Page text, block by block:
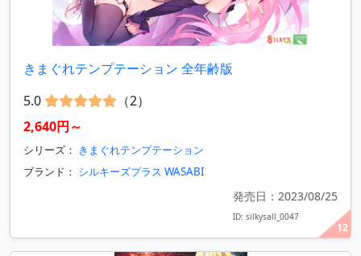
12
きまぐれテンプテーション 全年齢版
5.0
（2）
2,640円～
シリーズ： きまぐれテンプテーション
ブランド： シルキーズプラス WASABI
発売日：2023/08/25
ID: silkysall_0047